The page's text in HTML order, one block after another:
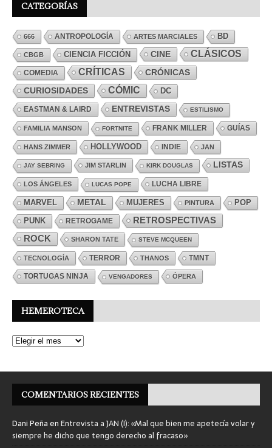
CATEGORÍAS
666 ANTROPOLOGÍA ARTES MARCIALES BD
CBGB CIENCIA FICCIÓN CINE CLÁSICOS
COMEDIA CRÍTICAS
CRÓNICAS
CURIOSIDADES
CÓMIC DC
EASTMAN & LAIRD ENTREVISTAS ESTILISMO
FAMILIA MANSON FORTNITE FRANK MILLER GUÍAS
HANS ZIMMER HOLLYWOOD INDIE JAN
JAY SEBRING JIM STARLIN KIRK DOUGLAS LISTAS
LOS ÁNGELES LUCAS POPE LUCHA LIBRE
MARVEL METAL MUJERES PINTURA POP
PUNK RETROGAME RETROSPECTIVAS
ROCK SHARON TATE STEVE MCQUEEN
TECNOLOGÍA TERROR THANOS TMNT
TORTUGAS NINJA VENGADORES ÓPERA
HEMEROTECA
COMENTARIOS RECIENTES
Dani PeñaenEntrevista a JAN (I): «Mal que bien me apetecía volar y
siempre he dicho que tengo derecho al fracaso»